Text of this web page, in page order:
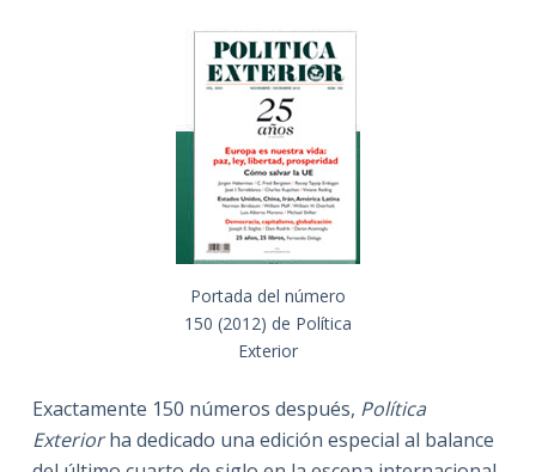
Portada del número
150 (2012) de Política
Exterior
Exactamente 150 números después, Política
Exteriorha dedicado una edición especial al balance